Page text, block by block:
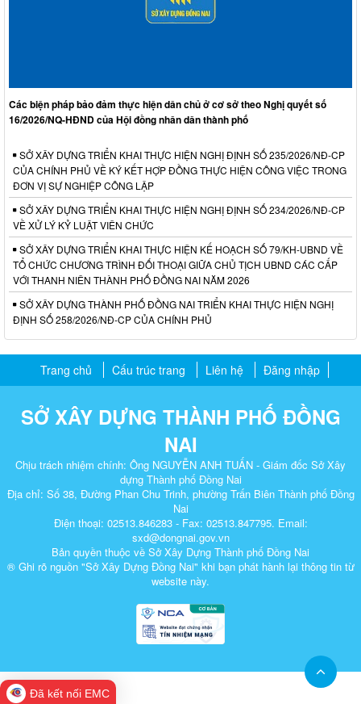
Các biện pháp bảo đảm thực hiện dân chủ ở cơ sở theo Nghị quyết số
16/2026/NQ-HĐND của Hội đồng nhân dân thành phố
SỞ XÂY DỰNG TRIỂN KHAI THỰC HIỆN NGHỊ ĐỊNH SỐ 235/2026/NĐ-CP
CỦA CHÍNH PHỦ VỀ KÝ KẾT HỢP ĐỒNG THỰC HIỆN CÔNG VIỆC TRONG
ĐƠN VỊ SỰ NGHIỆP CÔNG LẬP
SỞ XÂY DỰNG TRIỂN KHAI THỰC HIỆN NGHỊ ĐỊNH SỐ 234/2026/NĐ-CP
VỀ XỬ LÝ KỶ LUẬT VIÊN CHỨC
SỞ XÂY DỰNG TRIỂN KHAI THỰC HIỆN KẾ HOẠCH SỐ 79/KH-UBND VỀ
TỔ CHỨC CHƯƠNG TRÌNH ĐỐI THOẠI GIỮA CHỦ TỊCH UBND CÁC CẤP
VỚI THANH NIÊN THÀNH PHỐ ĐỒNG NAI NĂM 2026
SỞ XÂY DỰNG THÀNH PHỐ ĐỒNG NAI TRIỂN KHAI THỰC HIỆN NGHỊ
ĐỊNH SỐ 258/2026/NĐ-CP CỦA CHÍNH PHỦ
Trang chủ Cấu trúc trang Liên hệ Đăng nhập
SỞ XÂY DỰNG THÀNH PHỐ ĐỒNG
NAI
Chịu trách nhiệm chính: Ông NGUYỄN ANH TUẤN - Giám đốc Sở Xây
dựng Thành phố Đồng Nai
Địa chỉ: Số 38, Đường Phan Chu Trinh, phường Trấn Biên Thành phố Đồng
Nai
Điện thoại: 02513.846283 - Fax: 02513.847795. Email:
sxd@dongnai.gov.vn
Bản quyền thuộc về Sở Xây Dựng Thành phố Đồng Nai
® Ghi rõ nguồn "Sở Xây Dựng Đồng Nai" khi bạn phát hành lại thông tin từ
website này.​
Đã kết nối EMC